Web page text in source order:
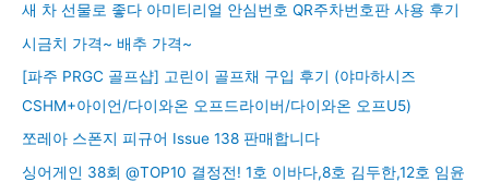
새 차 선물로 좋다 아미티리얼 안심번호 QR주차번호판 사용 후기
시금치 가격~ 배추 가격~
[파주 PRGC 골프샵] 고린이 골프채 구입 후기 (야마하시즈
CSHM+아이언/다이와온 오프드라이버/다이와온 오프U5)
쪼레아 스폰지 피규어 Issue 138 판매합니다
싱어게인 38회 @TOP10 결정전! 1호 이바다,8호 김두한,12호 임윤